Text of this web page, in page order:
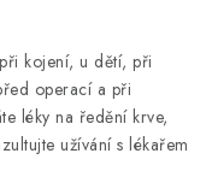
kojení, u dětí, při
operací a při
léky na ředění krve,
užívání s lékařem